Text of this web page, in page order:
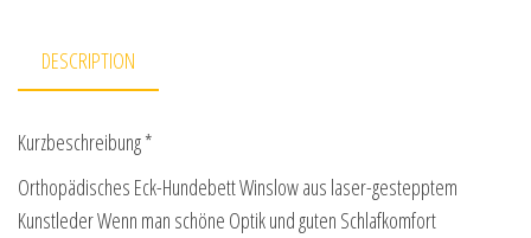
DESCRIPTION
Kurzbeschreibung *
Orthopädisches Eck-Hundebett Winslow aus laser-gestepptem
Kunstleder Wenn man schöne Optik und guten Schlafkomfort